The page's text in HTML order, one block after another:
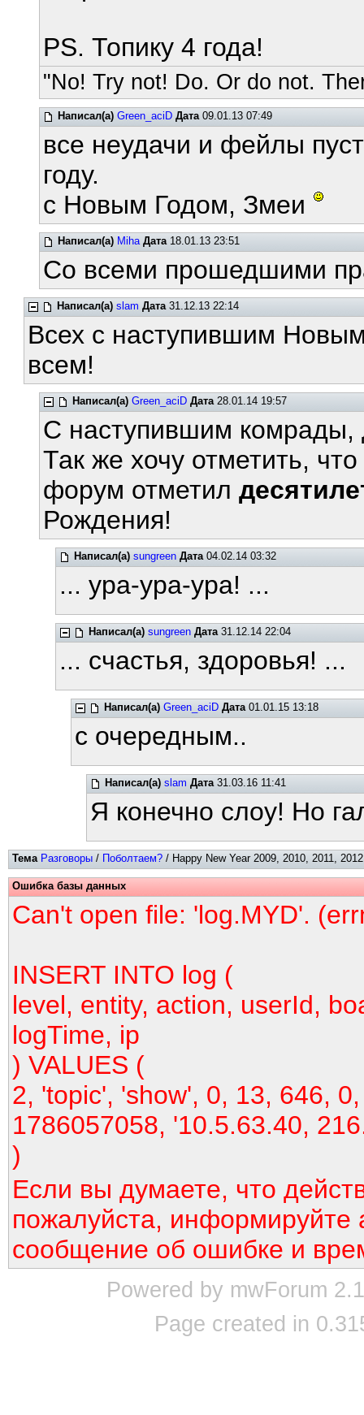
PS. Топику 4 года!
"No! Try not! Do. Or do not.
Написал(а) Green_aciD Дата09.01.13 07:49
все неудачи и фейлы
году.
с Новым Годом, Змеи
Написал(а) Miha Дата18.01.13 23:51
Со всеми прошедшими
Написал(а) slam Дата31.12.13 22:14
Всех с наступившим
всем!
Написал(а) Green_aciD Дата28.01.14 19:57
С наступившим
Так же хочу отметить,
форум отметил
Рождения!
Написал(а) sungreen Дата04.02.14 03:32
... ура-ура-ура! ...
Написал(а) sungreen Дата31.12.14 22:04
... счастья, здоровья! ...
Написал(а) Green_aciD Дата01.01.15 13:18
с очередным..
Написал(а) slam Дата31.03.16 11:41
Я конечно слоу! Но
Тема Разговоры / Поболтаем? / Happy New Year 2009, 2010, 2011,
Ошибка базы данных
Can't open file: 'log.MYD'.
INSERT INTO log (
level, entity, action, userId,
logTime, ip
) VALUES (
2, 'topic', 'show', 0, 13, 646,
1786057058, '10.5.63.40,
)
Если вы думаете, что
пожалуйста, информируйте
сообщение об ошибке и
Powered by mwForum
Page created in